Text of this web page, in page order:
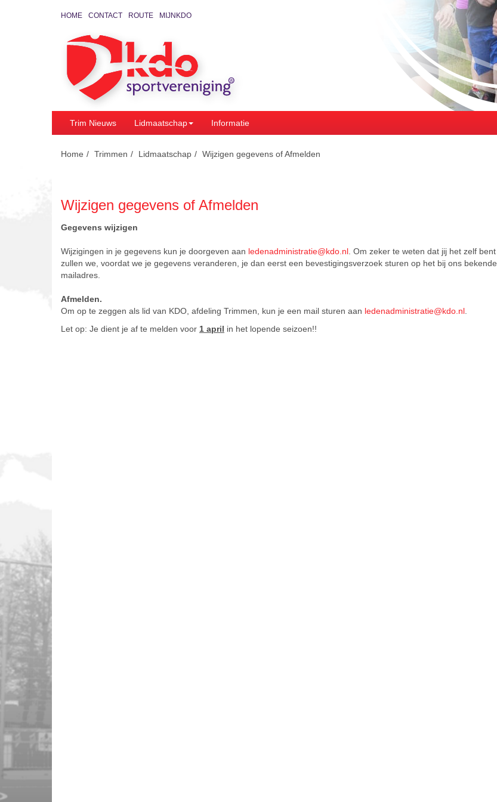
HOME CONTACT ROUTE MIJNKDO
Trim Nieuws Lidmaatschap Informatie
Home Trimmen Lidmaatschap Wijzigen gegevens of Afmelden
Wijzigen gegevens of Afmelden
Gegevens wijzigen
Wijzigingen in je gegevens kun je doorgeven aan ledenadministratie@kdo.nl . Om zeker te weten dat jij het zelf bent
zullen we, voordat we je gegevens veranderen, je dan eerst een bevestigingsverzoek sturen op het bij ons bekende
mailadres.
Afmelden.
Om op te zeggen als lid van KDO, afdeling Trimmen, kun je een mail sturen aan ledenadministratie@kdo.nl
Let op: Je dient je af te melden voor 1 april in het lopende seizoen!!